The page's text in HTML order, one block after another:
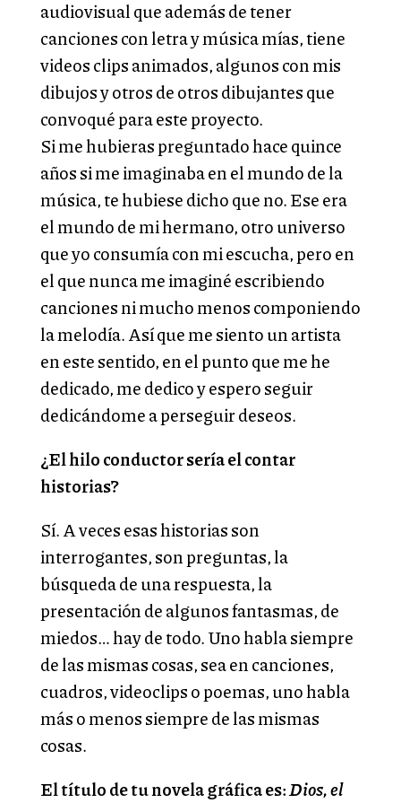
audiovisual que además de tener
canciones con letra y música mías, tiene
videos clips animados, algunos con mis
dibujos y otros de otros dibujantes que
convoqué para este proyecto.
Si me hubieras preguntado hace quince
años si me imaginaba en el mundo de la
música, te hubiese dicho que no. Ese era
el mundo de mi hermano, otro universo
que yo consumía con mi escucha, pero en
el que nunca me imaginé escribiendo
canciones ni mucho menos componiendo
la melodía. Así que me siento un artista
en este sentido, en el punto que me he
dedicado, me dedico y espero seguir
dedicándome a perseguir deseos.
¿El hilo conductor sería el contar
historias?
Sí. A veces esas historias son
interrogantes, son preguntas, la
búsqueda de una respuesta, la
presentación de algunos fantasmas, de
miedos… hay de todo. Uno habla siempre
de las mismas cosas, sea en canciones,
cuadros, videoclips o poemas, uno habla
más o menos siempre de las mismas
cosas.
El título de tu novela gráfica es:Dios, el